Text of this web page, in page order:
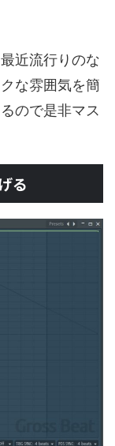
近流行りのな
な雰囲気を簡
ので是非マス
る